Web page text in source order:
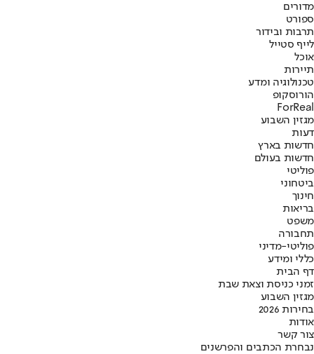
מדורים
ספורט
תרבות ובידור
לייף סטייל
אוכל
תיירות
טכנולוגיה ומדע
הורוסקופ
ForReal
מגזין השבוע
דעות
חדשות בארץ
חדשות בעולם
פוליטי
ביטחוני
חינוך
בריאות
משפט
תחבורה
פוליטי-מדיני
כללי ומידע
דף הבית
זמני כניסת וצאת שבת
מגזין השבוע
בחירות 2026
אודות
צור קשר
נבחרת הכתבים והפרשנים